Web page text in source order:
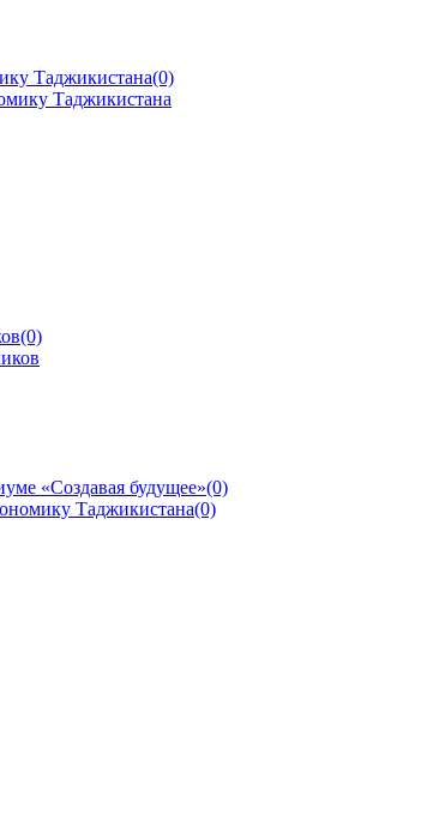
Таджикистана(0)
(0)
«Создавая будущее»(0)
Таджикистана(0)